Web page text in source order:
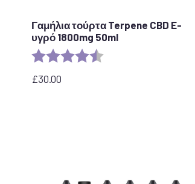
Γαμήλια τούρτα Terpene CBD E-
υγρό 1800mg 50ml
Αξιολόγηση:
£30.00